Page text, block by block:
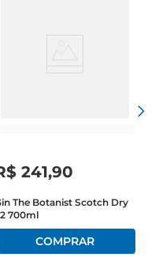
241,90
The Botanist Scotch Dry
700ml